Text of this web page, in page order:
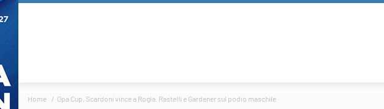
Home Opa Cup, Scardoni vince a Rogla. Rastelli e Gardener sul podio maschile